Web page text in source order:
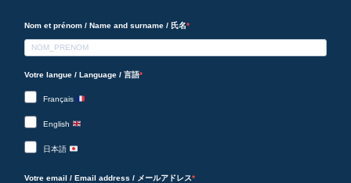
Nom et prénom / Name and surname / 氏名
Votre langue / Language / 言語
Français
English
日本語
Votre email / Email address / メールアドレス